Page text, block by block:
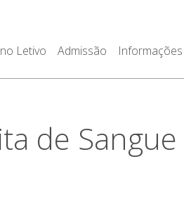
Letivo Admissão Informações
de